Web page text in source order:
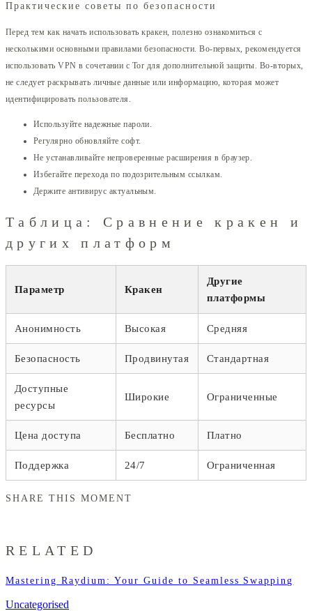
Практические советы по безопасности
Перед тем как начать использовать кракен, полезно ознакомиться с
несколькими основными правилами безопасности. Во-первых, рекомендуется
использовать VPN в сочетании с Tor для дополнительной защиты. Во-вторых,
не следует раскрывать личные данные или информацию, которая может
идентифицировать пользователя.
Используйте надежные пароли.
Регулярно обновляйте софт.
Не устанавливайте непроверенные расширения в браузер.
Избегайте перехода по подозрительным ссылкам.
Держите антивирус актуальным.
Таблица: Сравнение кракен и
других платформ
Параметр Кракен
Другие
платформы
Анонимность Высокая Средняя
Безопасность Продвинутая Стандартная
Доступные
ресурсы
Широкие Ограниченные
Цена доступа Бесплатно Платно
Поддержка 24/7 Ограниченная
SHARE THIS MOMENT
RELATED
Mastering Raydium: Your Guide to Seamless Swapping
Uncategorised